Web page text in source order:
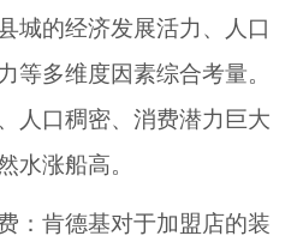
城的经济发展活力、人口
等多维度因素综合考量。
人口稠密、消费潜力巨大
水涨船高。
肯德基对于加盟店的装